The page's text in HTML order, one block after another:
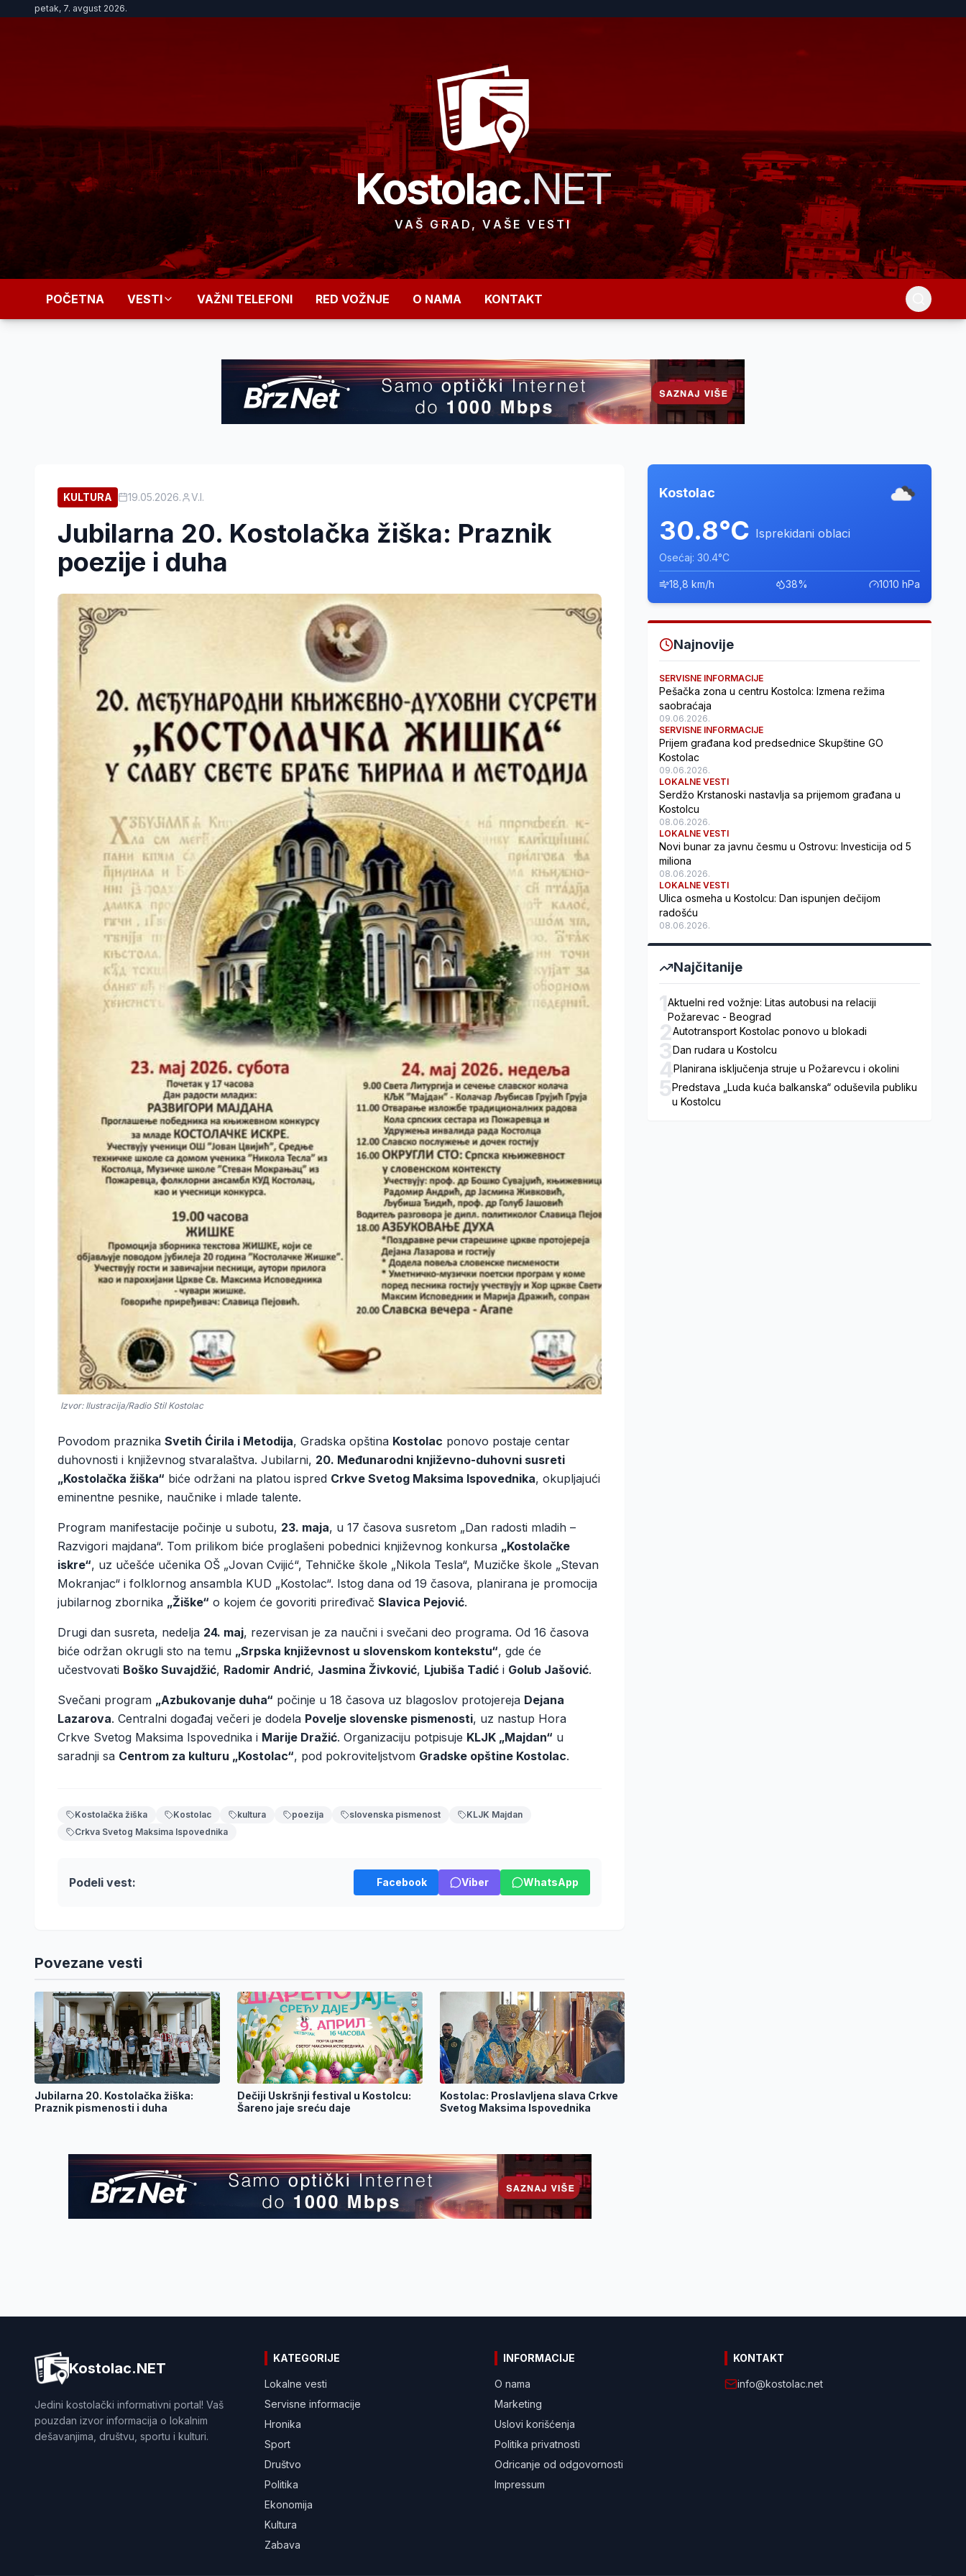
petak, 7. avgust 2026.
Kostolac.NET
VAŠ GRAD, VAŠE VESTI
POČETNA VESTI VAŽNI TELEFONI RED VOŽNJE O NAMA KONTAKT
KULTURA 19.05.2026. V.I.
Jubilarna 20. Kostolačka žiška: Praznik
poezije i duha
Izvor: Ilustracija/Radio Stil Kostolac
Povodom praznika Svetih Ćirila i Metodija, Gradska opština Kostolac ponovo postaje centar
duhovnosti i književnog stvaralaštva. Jubilarni, 20. Međunarodni književno-duhovni susreti
„Kostolačka žiška“ biće održani na platou ispred Crkve Svetog Maksima Ispovednika, okupljajući
eminentne pesnike, naučnike i mlade talente.
Program manifestacije počinje u subotu, 23. maja, u 17 časova susretom „Dan radosti mladih –
Razvigori majdana“. Tom prilikom biće proglašeni pobednici književnog konkursa „Kostolačke
iskre“, uz učešće učenika OŠ „Jovan Cvijić“, Tehničke škole „Nikola Tesla“, Muzičke škole „Stevan
Mokranjac“ i folklornog ansambla KUD „Kostolac“. Istog dana od 19 časova, planirana je promocija
jubilarnog zbornika „Žiške“ o kojem će govoriti priređivač Slavica Pejović.
Drugi dan susreta, nedelja 24. maj, rezervisan je za naučni i svečani deo programa. Od 16 časova
biće održan okrugli sto na temu „Srpska književnost u slovenskom kontekstu“, gde će
učestvovati Boško Suvajdžić, Radomir Andrić, Jasmina Živković, Ljubiša Tadić i Golub Jašović.
Svečani program „Azbukovanje duha“ počinje u 18 časova uz blagoslov protojereja Dejana
Lazarova. Centralni događaj večeri je dodela Povelje slovenske pismenosti, uz nastup Hora
Crkve Svetog Maksima Ispovednika i Marije Dražić. Organizaciju potpisuje KLJK „Majdan“ u
saradnji sa Centrom za kulturu „Kostolac“, pod pokroviteljstvom Gradske opštine Kostolac.
Kostolačka žiška Kostolac kultura poezija slovenska pismenost
KLJK Majdan
Crkva Svetog Maksima Ispovednika
Podeli vest: Facebook Viber WhatsApp
Povezane vesti
Jubilarna 20. Kostolačka žiška:
Praznik pismenosti i duha
Dečiji Uskršnji festival u Kostolcu:
Šareno jaje sreću daje
Kostolac: Proslavljena slava Crkve
Svetog Maksima Ispovednika
Kostolac
30.8°C Isprekidani oblaci
Osećaj: 30.4°C
18,8 km/h 38% 1010 hPa
Najnovije
SERVISNE INFORMACIJE
Pešačka zona u centru Kostolca: Izmena režima
saobraćaja
09.06.2026.
SERVISNE INFORMACIJE
Prijem građana kod predsednice Skupštine GO
Kostolac
09.06.2026.
LOKALNE VESTI
Serdžo Krstanoski nastavlja sa prijemom građana u
Kostolcu
08.06.2026.
LOKALNE VESTI
Novi bunar za javnu česmu u Ostrovu: Investicija od 5
miliona
08.06.2026.
LOKALNE VESTI
Ulica osmeha u Kostolcu: Dan ispunjen dečijom
radošću
08.06.2026.
Najčitanije
1Aktuelni red vožnje: Litas autobusi na relaciji
Požarevac - Beograd
2Autotransport Kostolac ponovo u blokadi
3Dan rudara u Kostolcu
4Planirana isključenja struje u Požarevcu i okolini
5Predstava „Luda kuća balkanska“ oduševila publiku
u Kostolcu
Kostolac.NET
Jedini kostolački informativni portal! Vaš
pouzdan izvor informacija o lokalnim
dešavanjima, društvu, sportu i kulturi.
KATEGORIJE
Lokalne vesti
Servisne informacije
Hronika
Sport
Društvo
Politika
Ekonomija
Kultura
Zabava
INFORMACIJE
O nama
Marketing
Uslovi korišćenja
Politika privatnosti
Odricanje od odgovornosti
Impressum
KONTAKT
info@kostolac.net